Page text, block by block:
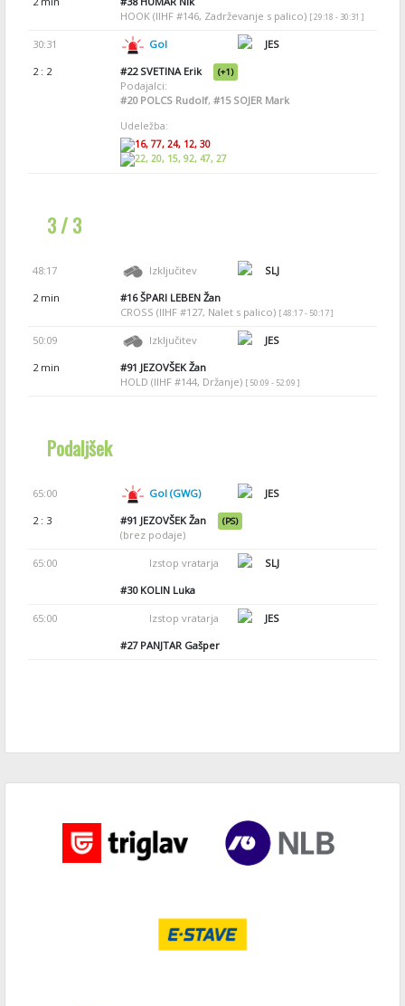
HOOK (IIHF #146, Zadrževanje s palico) [ 29:18 - 30:31 ]
30:31 Gol
JES
2 : 2
#22SVETINA Erik (+1)
Podajalci:
#20POLCS Rudolf, #15SOJER Mark
Udeležba:
16, 77, 24, 12, 30
22, 20, 15, 92, 47, 27
3 / 3
48:17 Izključitev
SLJ
2 min
#16ŠPARI LEBEN Žan
CROSS (IIHF #127, Nalet s palico) [ 48:17 - 50:17 ]
50:09 Izključitev
JES
2 min
#91 JEZOVŠEK Žan
HOLD (IIHF #144, Držanje) [ 50:09 - 52:09 ]
Podaljšek
65:00 Gol (GWG)
JES
2 : 3
#91 JEZOVŠEK Žan (PS)
(brez podaje)
65:00 Izstop vratarja
SLJ
#30KOLIN Luka
65:00 Izstop vratarja
JES
#27PANJTAR Gašper